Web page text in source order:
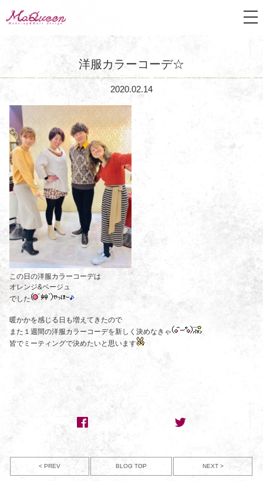
洋服カラーコーデ☆
2020.02.14
この日の洋服カラーコーデは
オレンジ&ベージュ
でした
暖かかを感じる日も増えてきたので
また１週間の洋服カラーコーデを新しく決めなきゃ
皆でミーティングで決めたいと思います
< PREV BLOG TOP NEXT >